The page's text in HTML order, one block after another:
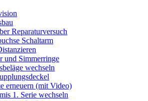
Reparaturversuch
Schaltarm
und Simmerringe
wechseln
erneuern (mit Video)
1. Serie wechseln